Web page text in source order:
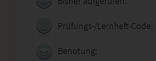
Prüfungs-/Lernheft-Code:
Benotung: